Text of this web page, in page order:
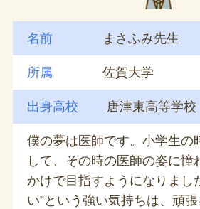
名前 まさふみ先生
所属 佐賀大学
出身高校 唐津東高等学校
僕の夢は医師です。小学生の
して、その時の医師の姿に憧
かけで目指すようになりまし
い”という強い気持ちは、頑